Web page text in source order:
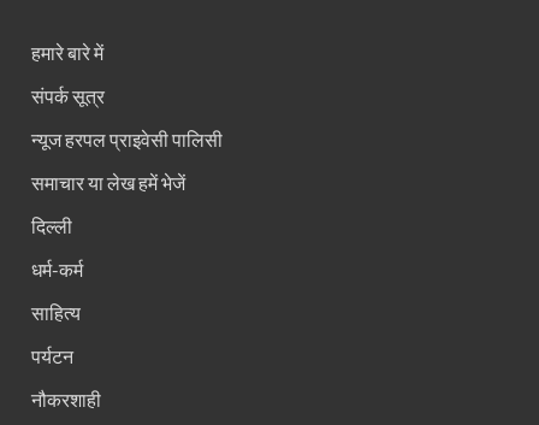
हमारे बारे में
संपर्क सूत्र
न्यूज हरपल प्राइवेसी पालिसी
समाचार या लेख हमें भेजें
दिल्ली
धर्म-कर्म
साहित्य
पर्यटन
नौकरशाही